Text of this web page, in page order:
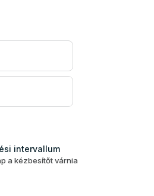
intervallum
a kézbesítőt várnia